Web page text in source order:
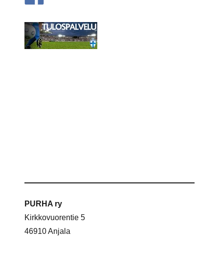
PURHA ry
Kirkkovuorentie 5
46910 Anjala